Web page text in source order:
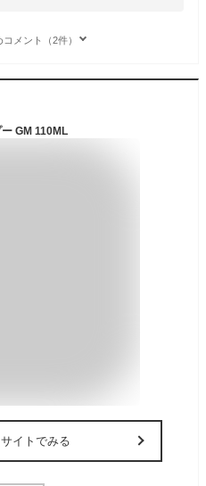
メント（2件）
GM 110ML
イトでみる